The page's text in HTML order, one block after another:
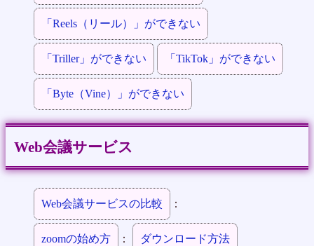
「Reels（リール）」ができない
「Triller」ができない 「TikTok」ができない
「Byte（Vine）」ができない
Web会議サービス
Web会議サービスの比較 ：
zoomの始め方 ： ダウンロード方法